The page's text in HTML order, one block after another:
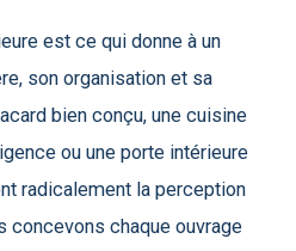
est ce qui donne à un
son organisation et sa
bien conçu, une cuisine
ou une porte intérieure
radicalement la perception
concevons chaque ouvrage